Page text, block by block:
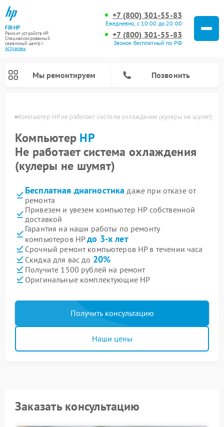
FIX-HP
Ремонт устройств HP
Специализированный
cервисный центр г.
Астрахань
+7 (800) 301-55-83
Ежедневно, с 10:00 до 20:00
+7 (800) 301-55-83
Звонок бесплатный по РФ
Мы ремонтируем Позвонить
Компьютер HP не работает система охлаждения (кулеры не шумят)
Компьютер HP
Не работает система охлаждения
(кулеры не шумят)
Бесплатная диагностика даже при отказе от
ремонта
Привезем и увезем компьютер HP собственной
доставкой
Гарантия на наши работы по ремонту
компьютеров HPдо 3-х лет
Срочный ремонт компьютеров HP в течении часа
Скидка для вас до 20%
Получите 1500 рублей на ремонт
Оригинальные комплектующие HP
Получить консультацию
Наши цены
Заказать консультацию